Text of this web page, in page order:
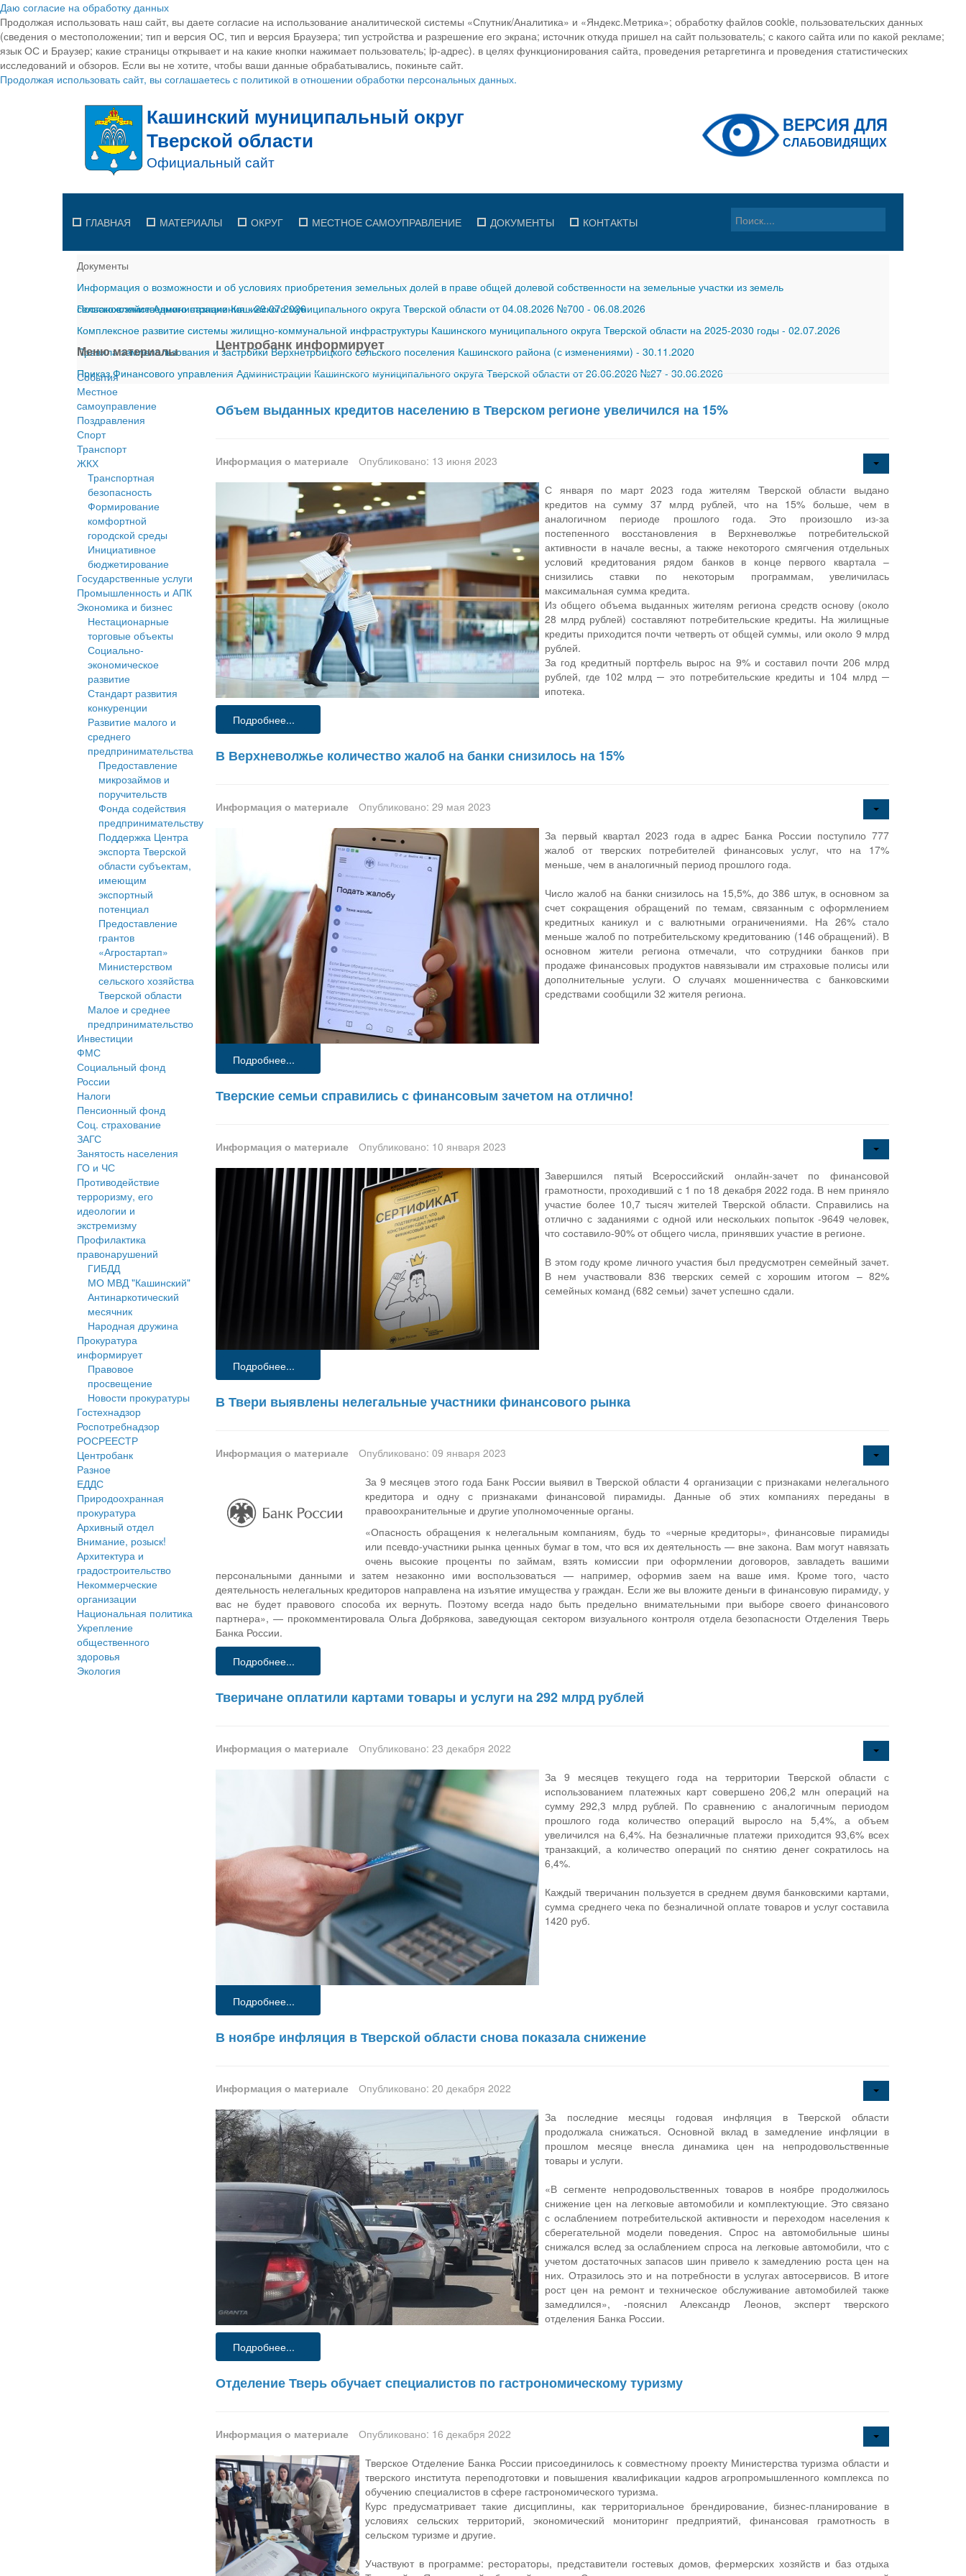
Даю согласие на обработку данных
Продолжая использовать наш сайт, вы даете согласие на использование аналитической системы «Спутник/Аналитика» и «Яндекс.Метрика»; обработку файлов cookie, пользовательских данных
(сведения о местоположении; тип и версия ОС, тип и версия Браузера; тип устройства и разрешение его экрана; источник откуда пришел на сайт пользователь; с какого сайта или по какой рекламе;
язык ОС и Браузер; какие страницы открывает и на какие кнопки нажимает пользователь; ip-адрес). в целях функционирования сайта, проведения ретаргетинга и проведения статистических
исследований и обзоров. Если вы не хотите, чтобы ваши данные обрабатывались, покиньте сайт.
Продолжая использовать сайт, вы соглашаетесь с политикой в отношении обработки персональных данных.
ГЛАВНАЯ МАТЕРИАЛЫ ОКРУГ МЕСТНОЕ САМОУПРАВЛЕНИЕ ДОКУМЕНТЫ КОНТАКТЫ
Документы
Информация о возможности и об условиях приобретения земельных долей в праве общей долевой собственности на земельные участки из земель
сельскохозяйственного назначения-29.07.2026
Постановление Администрации Кашинского муниципального округа Тверской области от 04.08.2026 №700 - 06.08.2026
Комплексное развитие системы жилищно-коммунальной инфраструктуры Кашинского муниципального округа Тверской области на 2025-2030 годы - 02.07.2026
Правила землепользования и застройки Верхнетроицкого сельского поселения Кашинского района (с изменениями) - 30.11.2020
Приказ Финансового управления Администрации Кашинского муниципального округа Тверской области от 26.06.2026 №27 - 30.06.2026
Меню материалы
События
Местное
cамоуправление
Поздравления
Спорт
Транспорт
ЖКХ
Транспортная
безопасность
Формирование
комфортной
городской среды
Инициативное
бюджетирование
Государственные услуги
Промышленность и АПК
Экономика и бизнес
Нестационарные
торговые объекты
Социально-
экономическое
развитие
Стандарт развития
конкуренции
Развитие малого и
среднего
предпринимательства
Предоставление
микрозаймов и
поручительств
Фонда содействия
предпринимательству
Поддержка Центра
экспорта Тверской
области субъектам,
имеющим
экспортный
потенциал
Предоставление
грантов
«Агростартап»
Министерством
сельского хозяйства
Тверской области
Малое и среднее
предпринимательство
Инвестиции
ФМС
Социальный фонд
России
Налоги
Пенсионный фонд
Соц. страхование
ЗАГС
Занятость населения
ГО и ЧС
Противодействие
терроризму, его
идеологии и
экстремизму
Профилактика
правонарушений
ГИБДД
МО МВД "Кашинский"
Антинаркотический
месячник
Народная дружина
Прокуратура
информирует
Правовое
просвещение
Новости прокуратуры
Гостехнадзор
Роспотребнадзор
РОСРЕЕСТР
Центробанк
Разное
ЕДДС
Природоохранная
прокуратура
Архивный отдел
Внимание, розыск!
Архитектура и
градостроительство
Некоммерческие
организации
Национальная политика
Укрепление
общественного
здоровья
Экология
Центробанк информирует
Объем выданных кредитов населению в Тверском регионе увеличился на 15%
Информация о материале
Опубликовано: 13 июня 2023
С января по март 2023 года жителям Тверской области выдано
кредитов на сумму 37 млрд рублей, что на 15% больше, чем в
аналогичном периоде прошлого года. Это произошло из-за
постепенного восстановления в Верхневолжье потребительской
активности в начале весны, а также некоторого смягчения отдельных
условий кредитования рядом банков в конце первого квартала –
снизились ставки по некоторым программам, увеличилась
максимальная сумма кредита.
Из общего объема выданных жителям региона средств основу (около
28 млрд рублей) составляют потребительские кредиты. На жилищные
кредиты приходится почти четверть от общей суммы, или около 9 млрд
рублей.
За год кредитный портфель вырос на 9% и составил почти 206 млрд
рублей, где 102 млрд ─ это потребительские кредиты и 104 млрд ─
ипотека.
Подробнее...
В Верхневолжье количество жалоб на банки снизилось на 15%
Информация о материале
Опубликовано: 29 мая 2023
За первый квартал 2023 года в адрес Банка России поступило 777
жалоб от тверских потребителей финансовых услуг, что на 17%
меньше, чем в аналогичный период прошлого года.
Число жалоб на банки снизилось на 15,5%, до 386 штук, в основном за
счет сокращения обращений по темам, связанным с оформлением
кредитных каникул и с валютными ограничениями. На 26% стало
меньше жалоб по потребительскому кредитованию (146 обращений). В
основном жители региона отмечали, что сотрудники банков при
продаже финансовых продуктов навязывали им страховые полисы или
дополнительные услуги. О случаях мошенничества с банковскими
средствами сообщили 32 жителя региона.
Подробнее...
Тверские семьи справились с финансовым зачетом на отлично!
Информация о материале
Опубликовано: 10 января 2023
Завершился пятый Всероссийский онлайн-зачет по финансовой
грамотности, проходивший с 1 по 18 декабря 2022 года. В нем приняло
участие более 10,7 тысяч жителей Тверской области. Справились на
отлично с заданиями с одной или нескольких попыток -9649 человек,
что составило-90% от общего числа, принявших участие в регионе.
В этом году кроме личного участия был предусмотрен семейный зачет.
В нем участвовали 836 тверских семей с хорошим итогом – 82%
семейных команд (682 семьи) зачет успешно сдали.
Подробнее...
В Твери выявлены нелегальные участники финансового рынка
Информация о материале
Опубликовано: 09 января 2023
За 9 месяцев этого года Банк России выявил в Тверской области 4 организации с признаками нелегального
кредитора и одну с признаками финансовой пирамиды. Данные об этих компаниях переданы в
правоохранительные и другие уполномоченные органы.
«Опасность обращения к нелегальным компаниям, будь то «черные кредиторы», финансовые пирамиды
или псевдо-участники рынка ценных бумаг в том, что вся их деятельность — вне закона. Вам могут навязать
очень высокие проценты по займам, взять комиссии при оформлении договоров, завладеть вашими
персональными данными и затем незаконно ими воспользоваться — например, оформив заем на ваше имя. Кроме того, часто
деятельность нелегальных кредиторов направлена на изъятие имущества у граждан. Если же вы вложите деньги в финансовую пирамиду, у
вас не будет правового способа их вернуть. Поэтому всегда надо быть предельно внимательными при выборе своего финансового
партнера», — прокомментировала Ольга Добрякова, заведующая сектором визуального контроля отдела безопасности Отделения Тверь
Банка России.
Подробнее...
Тверичане оплатили картами товары и услуги на 292 млрд рублей
Информация о материале
Опубликовано: 23 декабря 2022
За 9 месяцев текущего года на территории Тверской области с
использованием платежных карт совершено 206,2 млн операций на
сумму 292,3 млрд рублей. По сравнению с аналогичным периодом
прошлого года количество операций выросло на 5,4%, а объем
увеличился на 6,4%. На безналичные платежи приходится 93,6% всех
транзакций, а количество операций по снятию денег сократилось на
6,4%.
Каждый тверичанин пользуется в среднем двумя банковскими картами,
сумма среднего чека по безналичной оплате товаров и услуг составила
1420 руб.
Подробнее...
В ноябре инфляция в Тверской области снова показала снижение
Информация о материале
Опубликовано: 20 декабря 2022
За последние месяцы годовая инфляция в Тверской области
продолжала снижаться. Основной вклад в замедление инфляции в
прошлом месяце внесла динамика цен на непродовольственные
товары и услуги.
«В сегменте непродовольственных товаров в ноябре продолжилось
снижение цен на легковые автомобили и комплектующие. Это связано
с ослаблением потребительской активности и переходом населения к
сберегательной модели поведения. Спрос на автомобильные шины
снижался вслед за ослаблением спроса на легковые автомобили, что с
учетом достаточных запасов шин привело к замедлению роста цен на
них. Отразилось это и на потребности в услугах автосервисов. В итоге
рост цен на ремонт и техническое обслуживание автомобилей также
замедлился», -пояснил Александр Леонов, эксперт тверского
отделения Банка России.
Подробнее...
Отделение Тверь обучает специалистов по гастрономическому туризму
Информация о материале
Опубликовано: 16 декабря 2022
Тверское Отделение Банка России присоединилось к совместному проекту Министерства туризма области и
тверского института переподготовки и повышения квалификации кадров агропромышленного комплекса по
обучению специалистов в сфере гастрономического туризма.
Курс предусматривает такие дисциплины, как территориальное брендирование, бизнес-планирование в
условиях сельских территорий, экономический мониторинг предприятий, финансовая грамотность в
сельском туризме и другие.
Участвуют в программе: рестораторы, представители гостевых домов, фермерских хозяйств и баз отдыха